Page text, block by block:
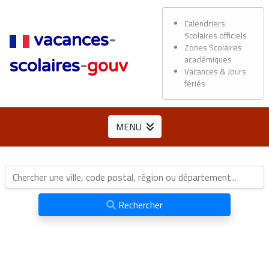
vacances-
scolaires-gouv
Calendriers
Scolaires officiels
Zones Scolaires
académiques
Vacances & Jours
fériés
MENU
Rechercher